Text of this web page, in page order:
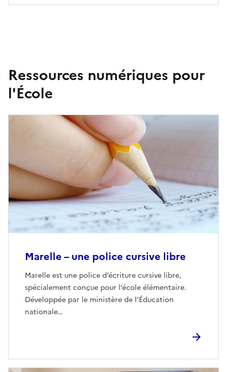
Ressources numériques pour
l'École
Marelle – une police cursive libre
Marelle est une police d’écriture cursive libre,
spécialement conçue pour l’école élémentaire.
Développée par le ministère de l'Éducation
nationale…